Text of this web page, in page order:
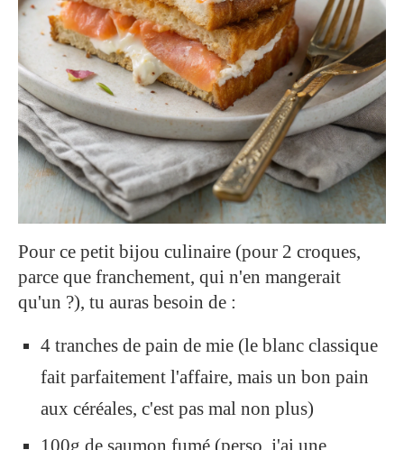
Pour ce petit bijou culinaire (pour 2 croques,
parce que franchement, qui n'en mangerait
qu'un ?), tu auras besoin de :
4 tranches de pain de mie (le blanc classique
fait parfaitement l'affaire, mais un bon pain
aux céréales, c'est pas mal non plus)
100g de saumon fumé (perso, j'ai une